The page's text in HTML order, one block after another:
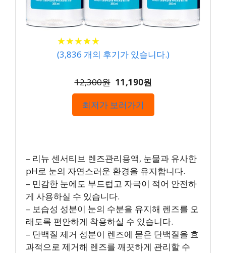
★★★★★
★★★★★
(3,836 개의 후기가 있습니다.)
12,300원 11,190원
최저가 보러가기
– 리뉴 센서티브 렌즈관리용액, 눈물과 유사한
pH로 눈의 자연스러운 환경을 유지합니다.
– 민감한 눈에도 부드럽고 자극이 적어 안전하
게 사용하실 수 있습니다.
– 보습성 성분이 눈의 수분을 유지해 렌즈를 오
래도록 편안하게 착용하실 수 있습니다.
– 단백질 제거 성분이 렌즈에 묻은 단백질을 효
과적으로 제거해 렌즈를 깨끗하게 관리할 수